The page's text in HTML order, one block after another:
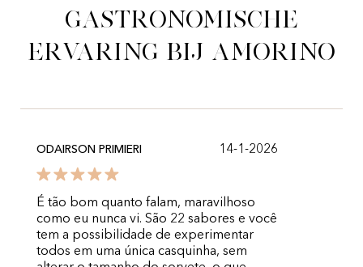
gastronomische
ervaring bij Amorino
ODAIRSON PRIMIERI 14-1-2026
É tão bom quanto falam, maravilhoso
como eu nunca vi. São 22 sabores e você
tem a possibilidade de experimentar
todos em uma única casquinha, sem